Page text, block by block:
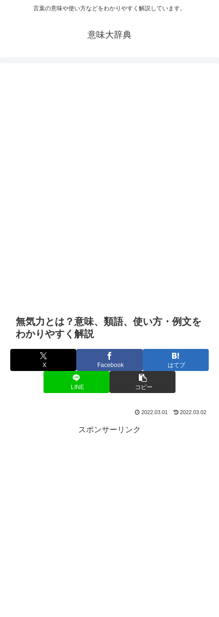
言葉の意味や使い方などをわかりやすく解説しています。
意味大辞典
無気力とは？意味、類語、使い方・例文を
わかりやすく解説
X Facebook はてブ
LINE コピー
2022.03.01 2022.03.02
スポンサーリンク